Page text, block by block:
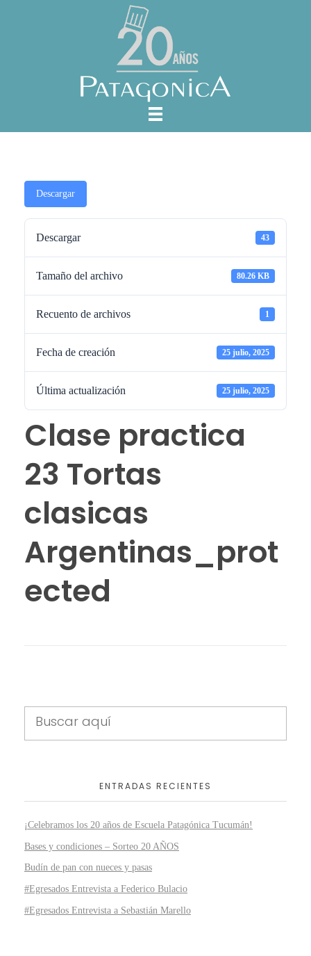
Descargar
Descargar 43
Tamaño del archivo 80.26 KB
Recuento de archivos 1
Fecha de creación 25 julio, 2025
Última actualización 25 julio, 2025
Clase practica
23 Tortas
clasicas
Argentinas_prot
ected
ENTRADAS RECIENTES
¡Celebramos los 20 años de Escuela Patagónica Tucumán!
Bases y condiciones – Sorteo 20 AÑOS
Budín de pan con nueces y pasas
#Egresados Entrevista a Federico Bulacio
#Egresados Entrevista a Sebastián Marello